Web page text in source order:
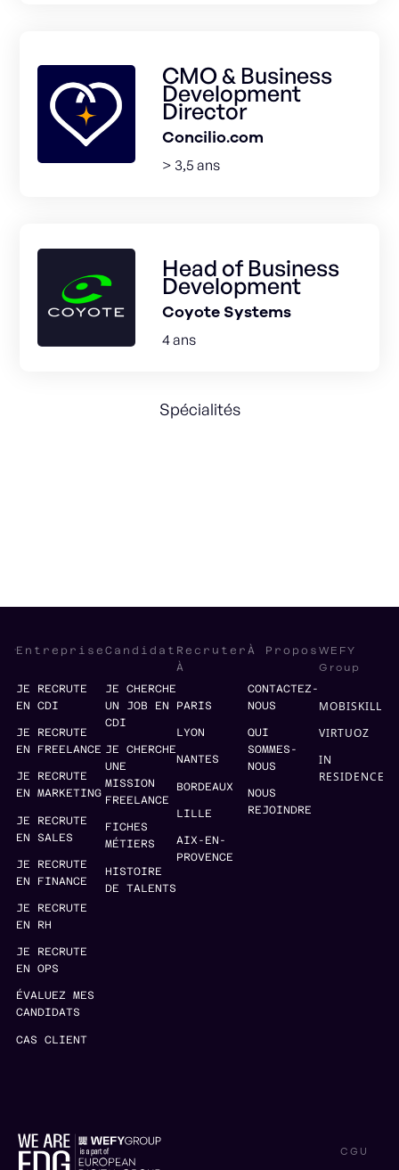
CMO & Business
Development
Director
Concilio.com
> 3,5 ans
Head of Business
Development
Coyote Systems
4 ans
Spécialités
Entreprise
JE RECRUTE
EN CDI
JE RECRUTE
EN FREELANCE
JE RECRUTE
EN MARKETING
JE RECRUTE
EN SALES
JE RECRUTE
EN FINANCE
JE RECRUTE
EN RH
JE RECRUTE
EN OPS
ÉVALUEZ MES
CANDIDATS
CAS CLIENT
Candidat
JE CHERCHE
UN JOB EN
CDI
JE CHERCHE
UNE
MISSION
FREELANCE
FICHES
MÉTIERS
HISTOIRE
DE TALENTS
Recruter
À
PARIS
LYON
NANTES
BORDEAUX
LILLE
AIX-EN-
PROVENCE
À Propos
CONTACTEZ-
NOUS
QUI
SOMMES-
NOUS
NOUS
REJOINDRE
WEFY
Group
MOBISKILL
VIRTUOZ
IN
RESIDENCE
CGU